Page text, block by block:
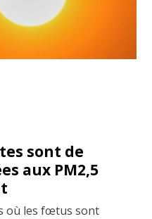
sont de
aux PM2,5
où les fœtus sont